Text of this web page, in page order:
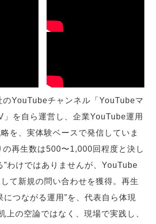
のYouTubeチャンネル「YouTubeマ
」を自ら運営し、企業YouTube運用
を、実体験ベースで発信していま
再生数は500〜1,000回程度と決し
”わけではありませんが、YouTube
て新規の問い合わせを獲得。再生
につながる運用”を、代表自ら体現
上の空論ではなく、現場で実践し、